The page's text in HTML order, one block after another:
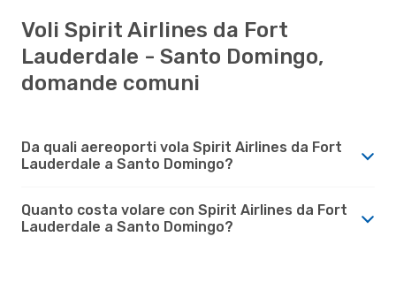
Voli Spirit Airlines da Fort
Lauderdale - Santo Domingo,
domande comuni
Da quali aereoporti vola Spirit Airlines da Fort
Lauderdale a Santo Domingo?
Quanto costa volare con Spirit Airlines da Fort
Lauderdale a Santo Domingo?